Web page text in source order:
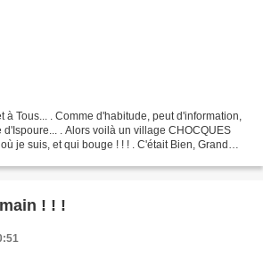
à Tous... . Comme d'habitude, peut d'information,
. Alors voilà un village CHOCQUES
je suis, et qui bouge ! ! ! . C'était Bien, Grand
! ! !